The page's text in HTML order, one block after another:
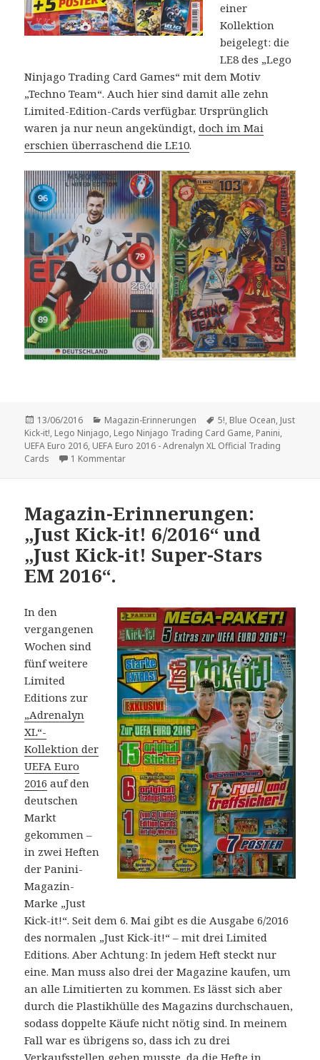
einer
Kollektion
beigelegt: die
LE8 des „Lego
Ninjago Trading Card Games“ mit dem Motiv
„Techno Team“. Auch hier sind damit alle zehn
Limited-Edition-Cards verfügbar. Ursprünglich
waren ja nur neun angekündigt,doch im Mai
erschien überraschend die LE10.
Veröffentlicht
am
13/06/2016 Kategorien
Magazin-Erinnerungen Schlagwörter
5!, Blue Ocean, Just
Kick-it!, Lego Ninjago, Lego Ninjago Trading Card Game, Panini,
UEFA Euro 2016, UEFA Euro 2016 - Adrenalyn XL Official Trading
Cards
1 Kommentarzu Magazin-Erinnerungen: „Just Kick-it!“ 7/2016
Magazin-Erinnerungen:
„Just Kick-it! 6/2016“ und
„Just Kick-it! Super-Stars
EM 2016“.
In den
vergangenen
Wochen sind
fünf weitere
Limited
Editions zur
„Adrenalyn
XL“-
Kollektion der
UEFA Euro
2016 auf den
deutschen
Markt
gekommen –
in zwei Heften
der Panini-
Magazin-
Marke „Just
Kick-it!“. Seit dem 6. Mai gibt es die Ausgabe 6/2016
des normalen „Just Kick-it!“ – mit drei Limited
Editions. Aber Achtung: In jedem Heft steckt nur
eine. Man muss also drei der Magazine kaufen, um
an alle Limitierten zu kommen. Es lässt sich aber
durch die Plastikhülle des Magazins durchschauen,
sodass doppelte Käufe nicht nötig sind. In meinem
Fall war es übrigens so, dass ich zu drei
Verkaufsstellen gehen musste, da die Hefte in